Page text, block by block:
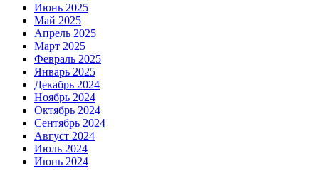
Июнь 2025
Май 2025
Апрель 2025
Март 2025
Февраль 2025
Январь 2025
Декабрь 2024
Ноябрь 2024
Октябрь 2024
Сентябрь 2024
Август 2024
Июль 2024
Июнь 2024